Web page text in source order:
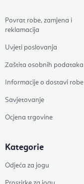
Povrat robe, zamjena i
reklamacija
Uvjeti poslovanja
Zaštita osobnih podataka
Informacije o dostavi robe
Savjetovanje
Ocjena trgovine
Kategorie
Odjeća za jogu